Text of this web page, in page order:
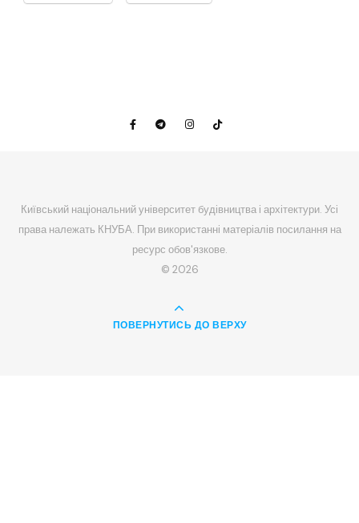
Київський національний університет будівництва і архітектури. Усі
права належать КНУБА. При використанні матеріалів посилання на
ресурс обов'язкове.
© 2026
ПОВЕРНУТИСЬ ДО ВЕРХУ